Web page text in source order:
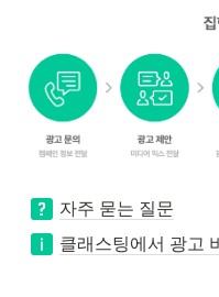
자주 묻는 질문
클래스팅에서 광고